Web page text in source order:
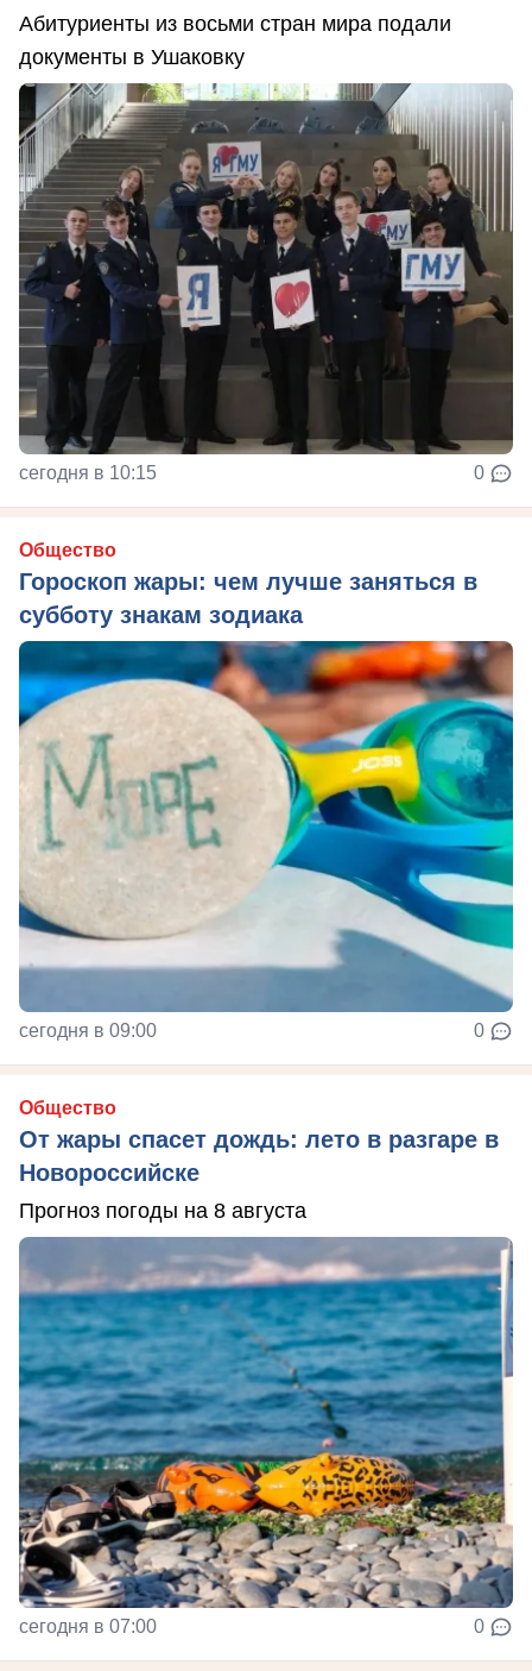
Абитуриенты из восьми стран мира подали
документы в Ушаковку
сегодня в 10:15 0
Общество
Гороскоп жары: чем лучше заняться в
субботу знакам зодиака
сегодня в 09:00 0
Общество
От жары спасет дождь: лето в разгаре в
Новороссийске
Прогноз погоды на 8 августа
сегодня в 07:00 0